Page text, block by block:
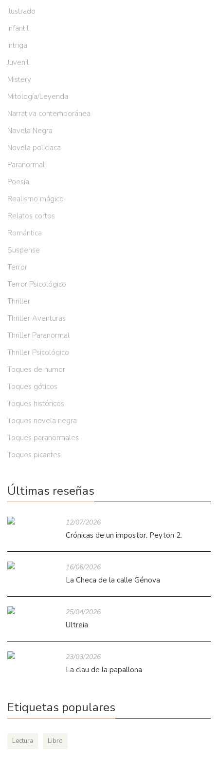
Ilustrado
Infantil
Intriga
Juvenil
Mistery
Mitología/Leyenda
Narrativa contemporánea
Novela Negra
Novela policiaca
Paranormal
Poesía
Realismo mágico
Relatos cortos
Romántica
Suspense
Terror
Terror Psicológico
Thriller
Thriller Aventuras
Thriller Paranormal
Thriller Psicológico
Toques de humor
Toques góticos
Toques históricos
Toques novela negra
Toques paranormales
Toques picantes
Últimas reseñas
12/07/2026
Crónicas de un impostor. Peyton 2.
16/06/2026
La Checa de la calle Génova
25/04/2026
Ultreia
23/03/2026
La clau de la papallona
Etiquetas populares
Lectura Libro